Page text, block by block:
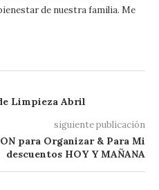
de nuestra familia. Me
Limpieza Abril
siguiente publicación
para Organizar & Para Mi
descuentos HOY Y MAÑANA